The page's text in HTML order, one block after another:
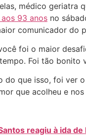
médico geriatra
93 anos no
comunicador do
foi o maior
Foi tão bonito
do que isso, foi ver
que acolheu e
reagiu à ida